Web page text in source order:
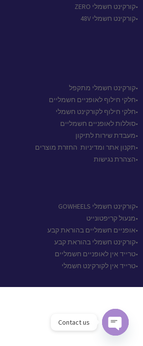
•קורקינט חשמלי ZERO
•קורקינט חשמלי 48V
•קורקינט חשמלי מתקפל
•חלקי חילוף לאופניים חשמליים
•חלקי חילוף לקורקינט חשמלי
•סוללות לאופניים חשמליים
•מעבדת שירות לתיקון
•תקנון אתר ומדיניות החזרת מוצרים
•הצהרת נגישות
•קורקינט חשמלי GOWHEELS
•מנעול קריפטונייט
•אופניים חשמליים בהוראת קבע
•קורקינט חשמלי בהוראת קבע
•טרייד אין לאופניים חשמליים
•טרייד אין לקורקינט חשמלי
Contact us
Open chaty